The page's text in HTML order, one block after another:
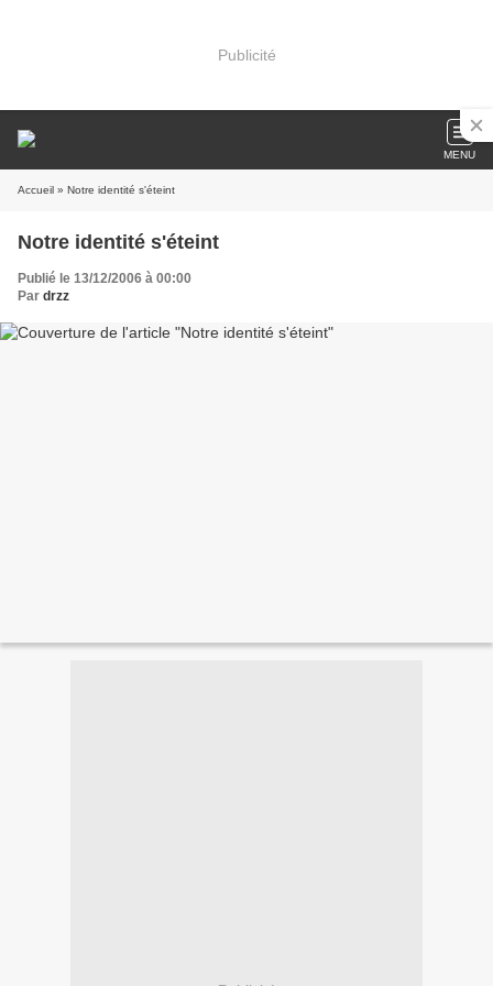
Publicité
MENU
Accueil » Notre identité s'éteint
Notre identité s'éteint
Publié le 13/12/2006 à 00:00
Par drzz